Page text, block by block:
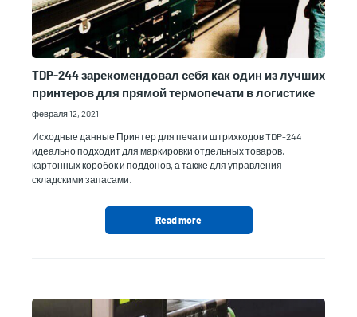
TDP-244 зарекомендовал себя как один из лучших
принтеров для прямой термопечати в логистике
февраля 12, 2021
Исходные данные Принтер для печати штрихкодов TDP-244
идеально подходит для маркировки отдельных товаров,
картонных коробок и поддонов, а также для управления
складскими запасами.
Read more